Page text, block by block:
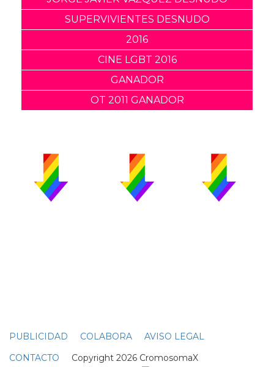
SUPERVIVIENTES DESNUDO
2016
CINE LGBT 2016
GANADOR
OT 2011 GANADOR
PUBLICIDAD COLABORA
AVISO LEGAL
CONTACTO Copyright 2026 CromosomaX